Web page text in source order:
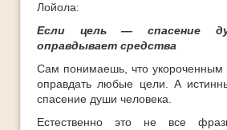
Лойола:
Если цель — спасение
оправдывает средства
Сам понимаешь, что
оправдать любые цели. А
спасение души человека.
Естественно это не все